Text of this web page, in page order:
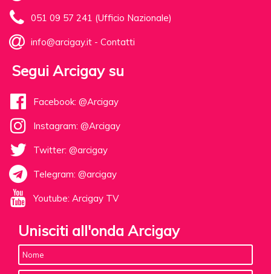
051 09 57 241 (Ufficio Nazionale)
info@arcigay.it - Contatti
Segui Arcigay su
Facebook: @Arcigay
Instagram: @Arcigay
Twitter: @arcigay
Telegram: @arcigay
Youtube: Arcigay TV
Unisciti all'onda Arcigay